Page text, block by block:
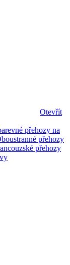
Otevřít
přehozy na
přehozy
přehozy